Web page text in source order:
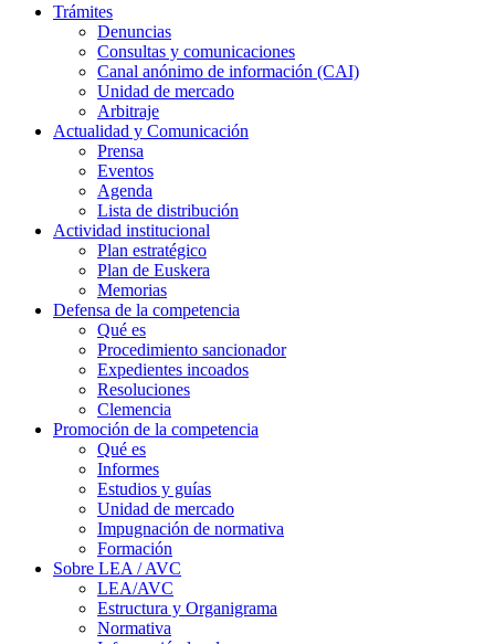
Trámites
Denuncias
Consultas y comunicaciones
Canal anónimo de información (CAI)
Unidad de mercado
Arbitraje
Actualidad y Comunicación
Prensa
Eventos
Agenda
Lista de distribución
Actividad institucional
Plan estratégico
Plan de Euskera
Memorias
Defensa de la competencia
Qué es
Procedimiento sancionador
Expedientes incoados
Resoluciones
Clemencia
Promoción de la competencia
Qué es
Informes
Estudios y guías
Unidad de mercado
Impugnación de normativa
Formación
Sobre LEA / AVC
LEA/AVC
Estructura y Organigrama
Normativa